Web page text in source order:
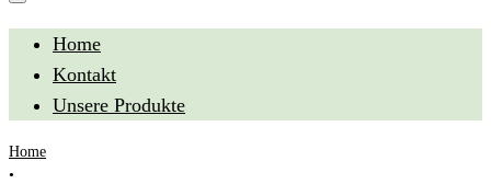
Home
Kontakt
Unsere Produkte
Home
•